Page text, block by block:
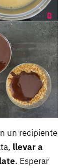
un recipiente
llevar a
. Esperar